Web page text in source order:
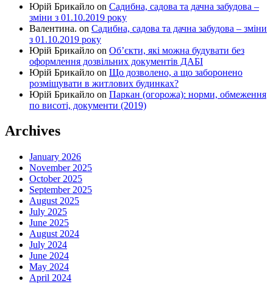
Юрій Брикайло on Садибна, садова та дачна забудова –
зміни з 01.10.2019 року
Валентина. on Садибна, садова та дачна забудова – зміни
з 01.10.2019 року
Юрій Брикайло on Об’єкти, які можна будувати без
оформлення дозвільних документів ДАБІ
Юрій Брикайло on Що дозволено, а що заборонено
розміщувати в житлових будинках?
Юрій Брикайло on Паркан (огорожа): норми, обмеження
по висоті, документи (2019)
Archives
January 2026
November 2025
October 2025
September 2025
August 2025
July 2025
June 2025
August 2024
July 2024
June 2024
May 2024
April 2024